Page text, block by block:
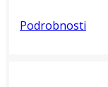
Podrobnosti